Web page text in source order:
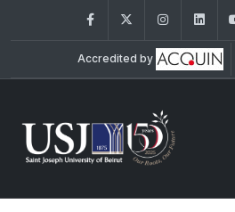
FacebookTwitter
Accredited by